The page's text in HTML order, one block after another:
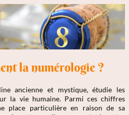
la numérologie ?
ancienne et mystique, étudie les
la vie humaine. Parmi ces chiffres
place particulière en raison de sa